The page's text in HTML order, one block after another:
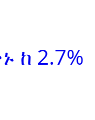
ከ 2.7%